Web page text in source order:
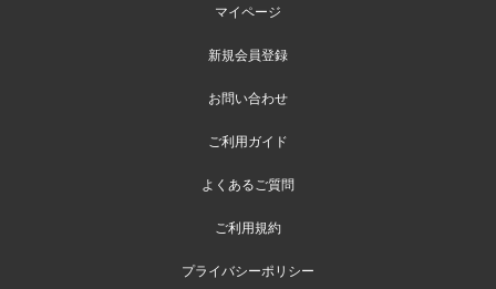
マイページ
新規会員登録
お問い合わせ
ご利用ガイド
よくあるご質問
ご利用規約
プライバシーポリシー